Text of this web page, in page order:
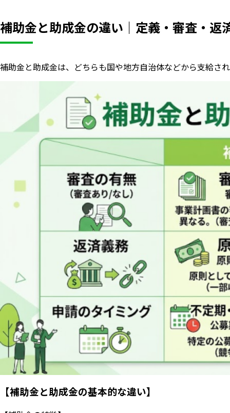
補助金と助成金の違い｜定義・審査・返
補助金と助成金は、どちらも国や地方自治体などから支給さ
【補助金と助成金の基本的な違い】